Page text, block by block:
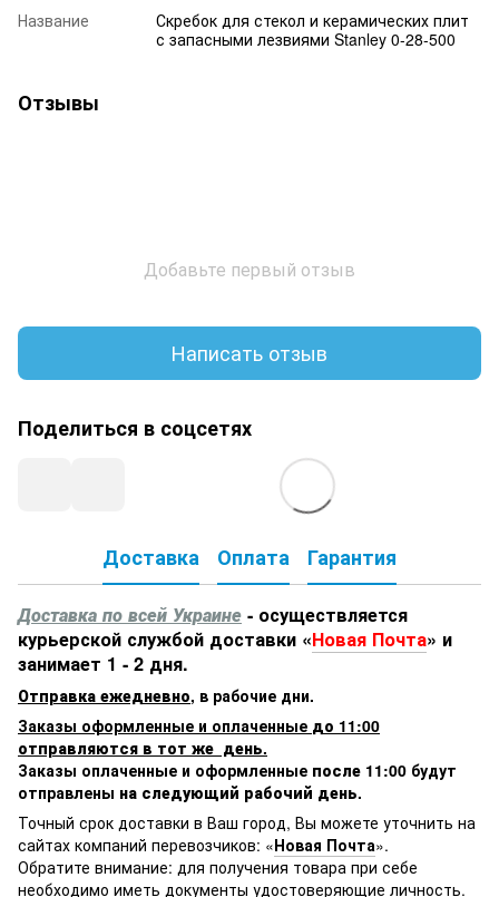
Название
Скребок для стекол и керамических плит
с запасными лезвиями Stanley 0-28-500
Отзывы
Добавьте первый отзыв
Написать отзыв
Поделиться в соцсетях
Доставка Оплата Гарантия
Доставка по всей Украине - осуществляется
курьерской службой доставки «Новая Почта» и
занимает 1 - 2 дня.
Отправка ежедневно, в рабочие дни.
Заказы оформленные и оплаченные до 11:00
отправляются в тот же день.
Заказы оплаченные и оформленные после 11:00 будут
отправлены на следующий рабочий день.
Точный срок доставки в Ваш город, Вы можете уточнить на
сайтах компаний перевозчиков: «Новая Почта».
Обратите внимание: для получения товара при себе
необходимо иметь документы удостоверяющие личность.